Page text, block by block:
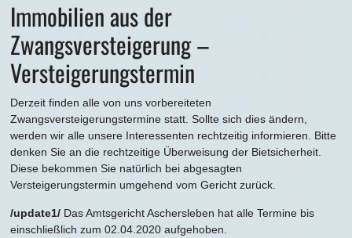
Immobilien aus der
Zwangsversteigerung –
Versteigerungstermin
Derzeit finden alle von uns vorbereiteten
Zwangsversteigerungstermine statt. Sollte sich dies ändern,
werden wir alle unsere Interessenten rechtzeitig informieren. Bitte
denken Sie an die rechtzeitige Überweisung der Bietsicherheit.
Diese bekommen Sie natürlich bei abgesagten
Versteigerungstermin umgehend vom Gericht zurück.
/update1/ Das Amtsgericht Aschersleben hat alle Termine bis
einschließlich zum 02.04.2020 aufgehoben.